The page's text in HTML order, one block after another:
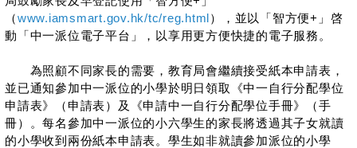
（www.iamsmart.gov.hk/tc/reg.html），並以「智方便+」啓
動「中一派位電子平台」，以享用更方便快捷的電子服務。
為照顧不同家長的需要，教育局會繼續接受紙本申請表，
並已通知參加中一派位的小學於明日領取《中一自行分配學位
申請表》（申請表）及《申請中一自行分配學位手冊》（手
冊）。每名參加中一派位的小六學生的家長將透過其子女就讀
的小學收到兩份紙本申請表。學生如非就讀參加派位的小學